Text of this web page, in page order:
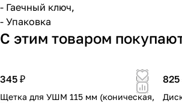
- Гаечный ключ,
- Упаковка
С этим товаром
345 ₽
Щетка для УШМ 115 мм (коническая,
825